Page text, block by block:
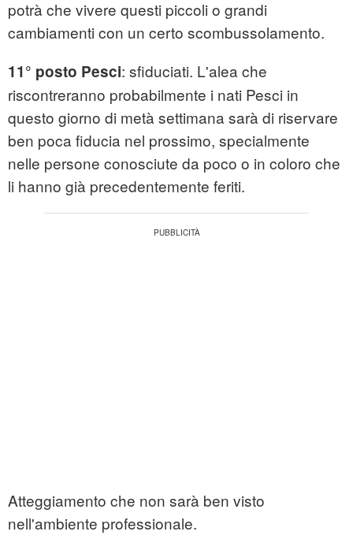
potrà che vivere questi piccoli o grandi
cambiamenti con un certo scombussolamento.
11° posto Pesci: sfiduciati. L'alea che
riscontreranno probabilmente i nati Pesci in
questo giorno di metà settimana sarà di riservare
ben poca fiducia nel prossimo, specialmente
nelle persone conosciute da poco o in coloro che
li hanno già precedentemente feriti.
Atteggiamento che non sarà ben visto
nell'ambiente professionale.